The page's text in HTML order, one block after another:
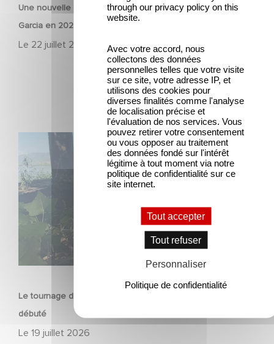
Une nouvelle comédie avec Baptiste Lecaplain et José
Garcia en 2027 !
Le 22 juillet 2026
SÉRIE
Le tournage de la mini-série Le Roman de Marceau Miller a
débuté
Le 19 juillet 2026
Le tournage de la mini-série Le Roman de Marceau Miller
a débuté
through our privacy policy on this
website.
Avec votre accord, nous
collectons des données
personnelles telles que votre visite
sur ce site, votre adresse IP, et
utilisons des cookies pour
diverses finalités comme l'analyse
de localisation précise et
l'évaluation de nos services. Vous
pouvez retirer votre consentement
ou vous opposer au traitement
des données fondé sur l'intérêt
légitime à tout moment via notre
politique de confidentialité sur ce
site internet.
Tout accepter
Tout refuser
Personnaliser
Politique de confidentialité